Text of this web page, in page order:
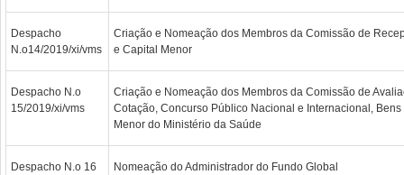
Despacho
N.o14/2019/xi/vms
Criação e Nomeação dos Membros da Comissão de
e Capital Menor
Despacho N.o
15/2019/xi/vms
Criação e Nomeação dos Membros da Comissão de
Cotação, Concurso Público Nacional e Internacional,
Menor do Ministério da Saúde
Despacho N.o 16
Nomeação do Administrador do Fundo Global